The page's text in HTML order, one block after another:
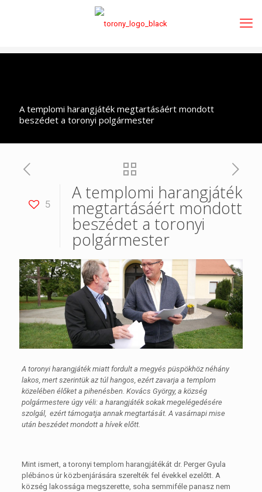
A templomi harangjáték megtartásáért mondott
beszédet a toronyi polgármester
5
A templomi harangjáték
megtartásáért mondott
beszédet a toronyi
polgármester
A toronyi harangjáték miatt fordult a megyés püspökhöz néhány
lakos, mert szerintük az túl hangos, ezért zavarja a templom
közelében élőket a pihenésben. Kovács György, a község
polgármestere úgy véli: a harangjáték sokak megelégedésére
szolgál, ezért támogatja annak megtartását. A vasárnapi mise
után beszédet mondott a hívek előtt.
Mint ismert, a toronyi templom harangjátékát dr. Perger Gyula
plébános úr közbenjárására szerelték fel évekkel ezelőtt. A
község lakossága megszerette, soha semmiféle panasz nem